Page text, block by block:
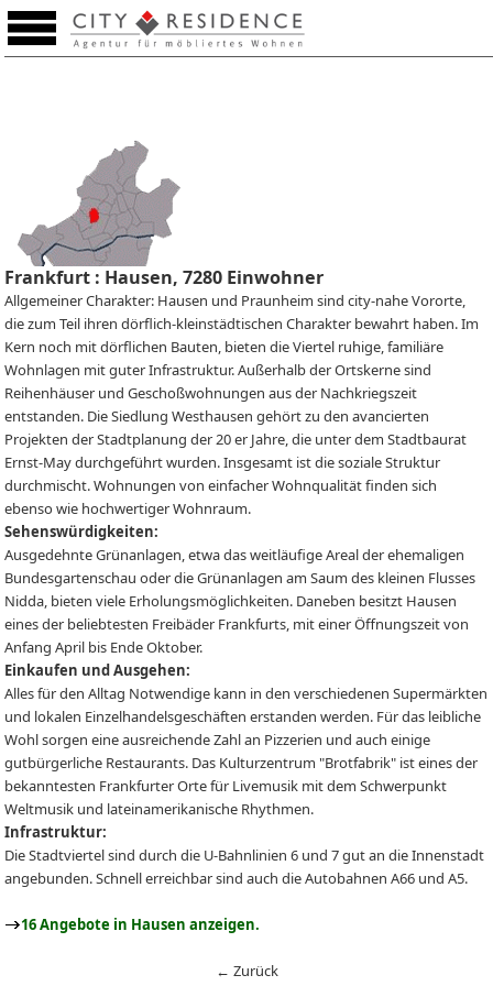
Merkzettel (0)
Frankfurt : Hausen, 7280 Einwohner
Allgemeiner Charakter: Hausen und Praunheim sind city-nahe Vororte,
die zum Teil ihren dörflich-kleinstädtischen Charakter bewahrt haben. Im
Kern noch mit dörflichen Bauten, bieten die Viertel ruhige, familiäre
Wohnlagen mit guter Infrastruktur. Außerhalb der Ortskerne sind
Reihenhäuser und Geschoßwohnungen aus der Nachkriegszeit
entstanden. Die Siedlung Westhausen gehört zu den avancierten
Projekten der Stadtplanung der 20 er Jahre, die unter dem Stadtbaurat
Ernst-May durchgeführt wurden. Insgesamt ist die soziale Struktur
durchmischt. Wohnungen von einfacher Wohnqualität finden sich
ebenso wie hochwertiger Wohnraum.
Sehenswürdigkeiten:
Ausgedehnte Grünanlagen, etwa das weitläufige Areal der ehemaligen
Bundesgartenschau oder die Grünanlagen am Saum des kleinen Flusses
Nidda, bieten viele Erholungsmöglichkeiten. Daneben besitzt Hausen
eines der beliebtesten Freibäder Frankfurts, mit einer Öffnungszeit von
Anfang April bis Ende Oktober.
Einkaufen und Ausgehen:
Alles für den Alltag Notwendige kann in den verschiedenen Supermärkten
und lokalen Einzelhandelsgeschäften erstanden werden. Für das leibliche
Wohl sorgen eine ausreichende Zahl an Pizzerien und auch einige
gutbürgerliche Restaurants. Das Kulturzentrum "Brotfabrik" ist eines der
bekanntesten Frankfurter Orte für Livemusik mit dem Schwerpunkt
Weltmusik und lateinamerikanische Rhythmen.
Infrastruktur:
Die Stadtviertel sind durch die U-Bahnlinien 6 und 7 gut an die Innenstadt
angebunden. Schnell erreichbar sind auch die Autobahnen A66 und A5.
16 Angebote in Hausen anzeigen.
← Zurück